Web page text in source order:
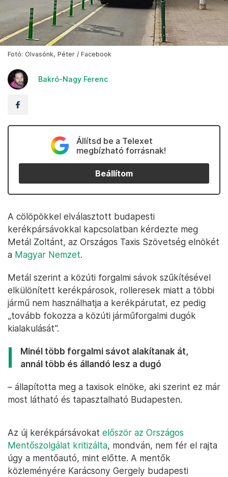
Fotó: Olvasónk, Péter / Facebook
Bakró-Nagy Ferenc
Állítsd be a Telexet
megbízható forrásnak!
Beállítom
A cölöpökkel elválasztott budapesti
kerékpársávokkal kapcsolatban kérdezte meg
Metál Zoltánt, az Országos Taxis Szövetség elnökét
a Magyar Nemzet.
Metál szerint a közúti forgalmi sávok szűkítésével
elkülönített kerékpárosok, rolleresek miatt a többi
jármű nem használhatja a kerékpárutat, ez pedig
„tovább fokozza a közúti járműforgalmi dugók
kialakulását”.
Minél több forgalmi sávot alakítanak át,
annál több és állandó lesz a dugó
– állapította meg a taxisok elnöke, aki szerint ez már
most látható és tapasztalható Budapesten.
Az új kerékpársávokat először az Országos
Mentőszolgálat kritizálta, mondván, nem fér el rajta
úgy a mentőautó, mint előtte. A mentők
közleményére Karácsony Gergely budapesti